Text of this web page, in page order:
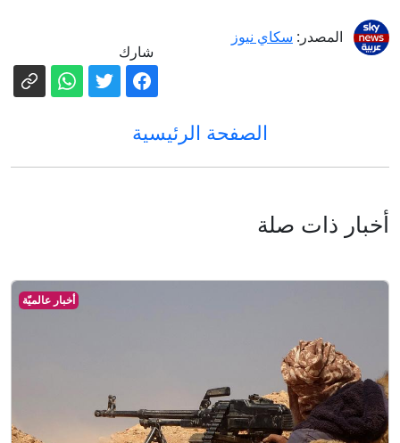
المصدر: سكاي نيوز
شارك
الصفحة الرئيسية
أخبار ذات صلة
أخبار عالميّة